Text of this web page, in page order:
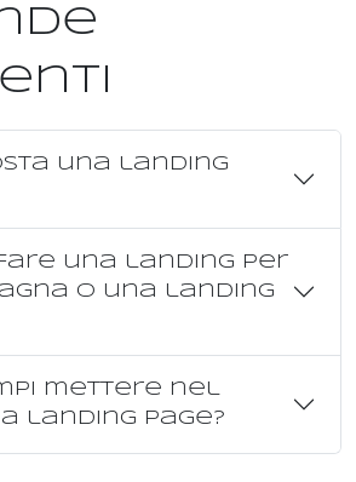
una landing
una landing per
o una landing
mettere nel
landing page?